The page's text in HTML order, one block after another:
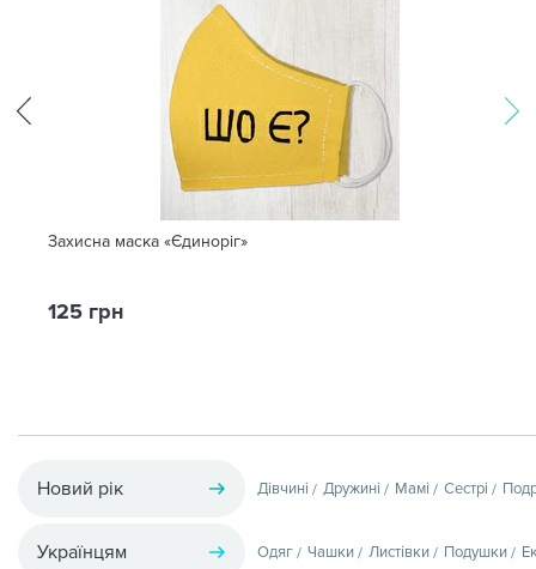
Захисна маска «Єдиноріг»
125 грн
Новий рік Дівчині Дружині Мамі Сестрі
Українцям Одяг Чашки Листівки Подушки